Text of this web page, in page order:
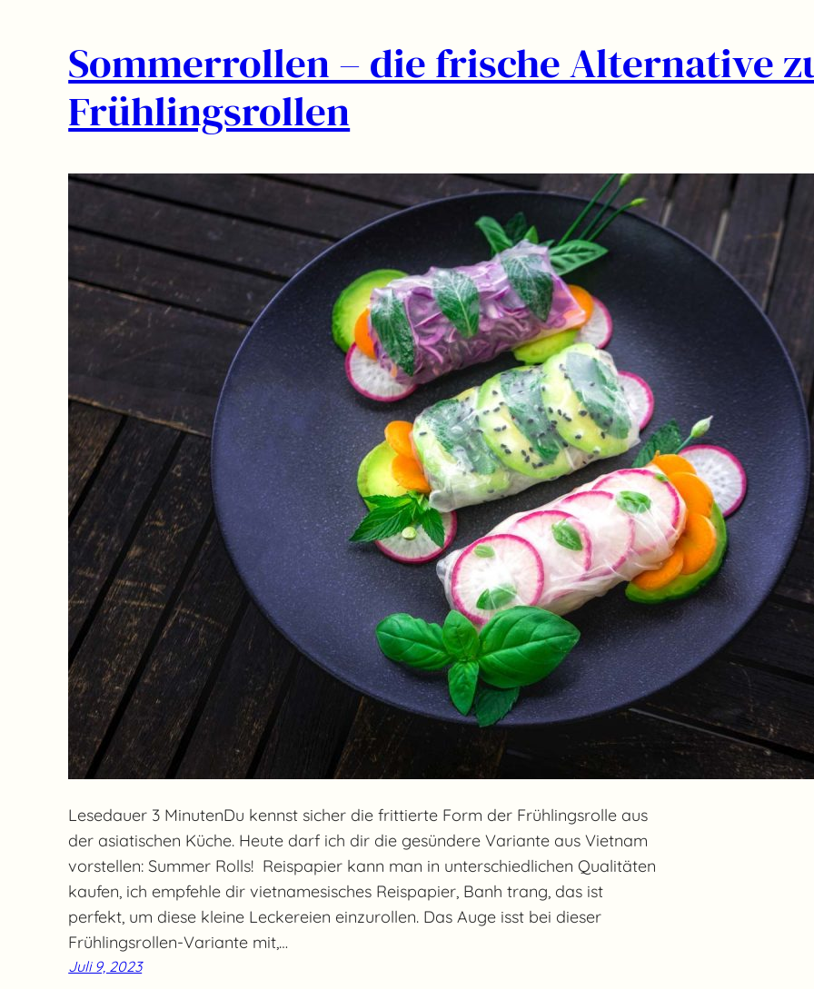
Sommerrollen – die frische Alternative
Frühlingsrollen
Lesedauer 3 MinutenDu kennst sicher die frittierte Form der Frühlingsrolle aus
der asiatischen Küche. Heute darf ich dir die gesündere Variante aus Vietnam
vorstellen: Summer Rolls! Reispapier kann man in unterschiedlichen Qualitäten
kaufen, ich empfehle dir vietnamesisches Reispapier, Banh trang, das ist
perfekt, um diese kleine Leckereien einzurollen. Das Auge isst bei dieser
Frühlingsrollen-Variante mit,…
Juli 9, 2023